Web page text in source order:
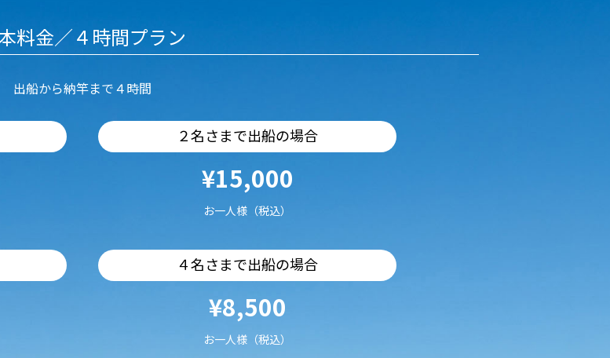
料金／４時間プラン
出船から納竿まで４時間
２名さまで出船の場合
¥15,000
お一人様（税込）
４名さまで出船の場合
¥8,500
お一人様（税込）